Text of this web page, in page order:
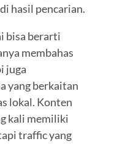
hasil pencarian.
bisa berarti
membahas
juga
yang berkaitan
lokal. Konten
kali memiliki
traffic yang